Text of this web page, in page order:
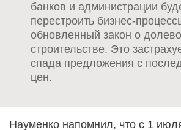
банков и администрации
перестроить бизнес-
обновленный закон о
строительстве. Это
спада предложения с
цен.
Науменко напомнил, что с 1